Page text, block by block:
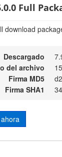
Full
download
Descargado
del archivo
Firma MD5
Firma SHA1